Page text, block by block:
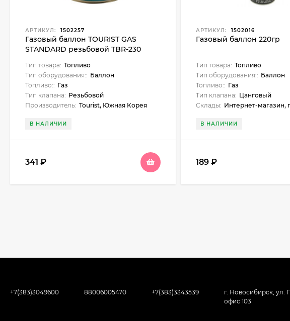
АРТИКУЛ: 1502257
Газовый баллон TOURIST GAS
STANDARD резьбовой TBR-230
Тип товара: Топливо
Тип оборудования:: Баллон
Топливо:: Газ
Тип клапана: Резьбовой
Производитель: Tourist, Южная Корея
В НАЛИЧИИ
341 ₽
АРТИКУЛ: 1502016
Газовый баллон 220гр
Тип товара: Топливо
Тип оборудования:: Баллон
Топливо:: Газ
Тип клапана: Цанговый
Склады: Интернет-магазин, г. Новосибирск, Новосибирск, ул. Нарымская, 23, Бердск, ул. Карла Маркса, 1, Искитим, ул. Станционная, 1б (ЖУМ), Куйбышев, ул. Чехова, 18, Черепаново, ул.
В НАЛИЧИИ
189₽
+7(383)3049600 88006005470 +7(383)3343539
г. Новосибирск, ул.
офис 103